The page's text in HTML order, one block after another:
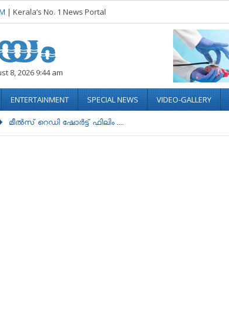
| Kerala’s No. 1 News Portal
8, 2026 9:44 am
ENTERTAINMENT SPECIAL NEWS VIDEO-GALLERY
മീൽസ് റെഡി ഷോർട്ട് ഫിലിം ....